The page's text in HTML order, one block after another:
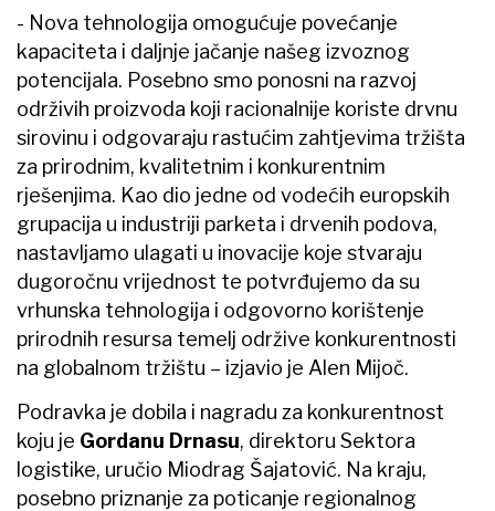
- Nova tehnologija omogućuje povećanje
kapaciteta i daljnje jačanje našeg izvoznog
potencijala. Posebno smo ponosni na razvoj
održivih proizvoda koji racionalnije koriste drvnu
sirovinu i odgovaraju rastućim zahtjevima tržišta
za prirodnim, kvalitetnim i konkurentnim
rješenjima. Kao dio jedne od vodećih europskih
grupacija u industriji parketa i drvenih podova,
nastavljamo ulagati u inovacije koje stvaraju
dugoročnu vrijednost te potvrđujemo da su
vrhunska tehnologija i odgovorno korištenje
prirodnih resursa temelj održive konkurentnosti
na globalnom tržištu – izjavio je Alen Mijoč.
Podravka je dobila i nagradu za konkurentnost
koju je Gordanu Drnasu, direktoru Sektora
logistike, uručio Miodrag Šajatović. Na kraju,
posebno priznanje za poticanje regionalnog